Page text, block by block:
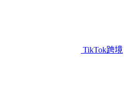
TikTok跨境